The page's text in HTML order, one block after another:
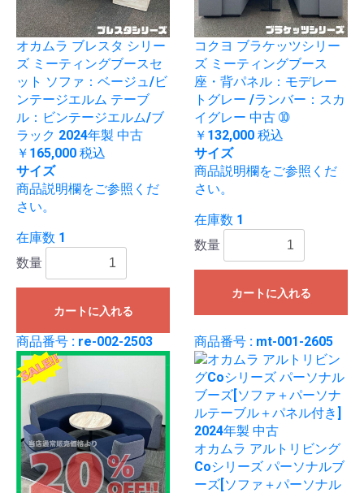
オカムラ ブレスタ シリー
ズ ミーティングブースセ
ット ソファ：ベージュ/ビ
ンテージエルム テーブ
ル：ビンテージエルム/ブ
ラック 2024年製 中古
￥165,000 税込
サイズ
商品説明欄をご参照くだ
さい。
在庫数 1
数量
カートに入れる
コクヨ ブラケッツシリー
ズ ミーティングブース
座・背パネル：モデレー
トグレー /ランバー：スカ
イグレー 中古 ➉
￥132,000 税込
サイズ
商品説明欄をご参照くだ
さい。
在庫数 1
数量
カートに入れる
商品番号 : re-002-2503 商品番号 : mt-001-2605
オカムラ アルトリビング
Coシリーズ パーソナルブ
ーズ[ソファ＋パーソナル